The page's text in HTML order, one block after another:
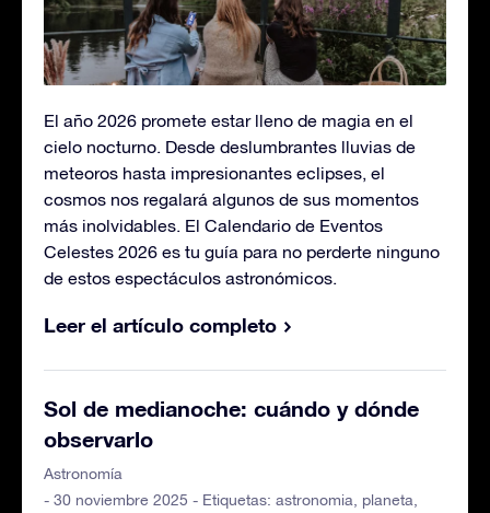
El año 2026 promete estar lleno de magia en el
cielo nocturno. Desde deslumbrantes lluvias de
meteoros hasta impresionantes eclipses, el
cosmos nos regalará algunos de sus momentos
más inolvidables. El Calendario de Eventos
Celestes 2026 es tu guía para no perderte ninguno
de estos espectáculos astronómicos.
Leer el artículo completo
Sol de medianoche: cuándo y dónde
observarlo
Astronomía
- 30 noviembre 2025 - Etiquetas: astronomia planeta